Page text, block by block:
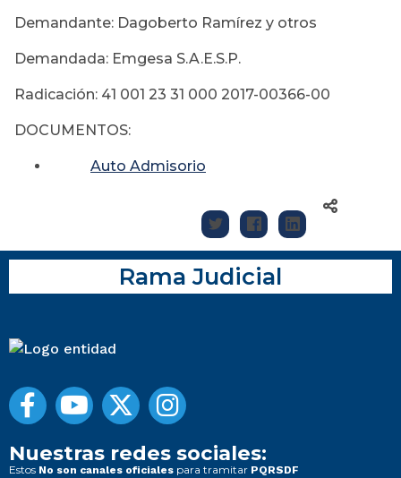
Demandante: Dagoberto Ramírez y otros
Demandada: Emgesa S.A.E.S.P.
Radicación: 41 001 23 31 000 2017-00366-00
DOCUMENTOS:
Auto Admisorio
Rama Judicial
Nuestras redes sociales:
Estos No son canales oficiales para tramitar PQRSDF